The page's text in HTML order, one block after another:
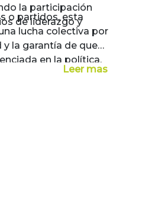
la participación
de liderazgo y
o partidos, esta
lucha colectiva por
y la garantía de que
en la política.
Leer mas